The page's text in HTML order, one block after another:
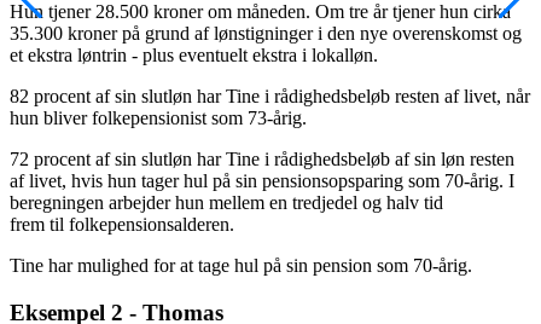
Hun tjener 28.500 kroner om måneden. Om tre år tjener hun cirka
35.300 kroner på grund af lønstigninger i den nye overenskomst og
et ekstra løntrin - plus eventuelt ekstra i lokalløn.
82 procent af sin slutløn har Tine i rådighedsbeløb resten af livet, når
hun bliver folkepensionist som 73-årig.
72 procent af sin slutløn har Tine i rådighedsbeløb af sin løn resten
af livet, hvis hun tager hul på sin pensionsopsparing som 70-årig. I
beregningen arbejder hun mellem en tredjedel og halv tid
frem til folkepensionsalderen.
Tine har mulighed for at tage hul på sin pension som 70-årig.
Eksempel 2 - Thomas